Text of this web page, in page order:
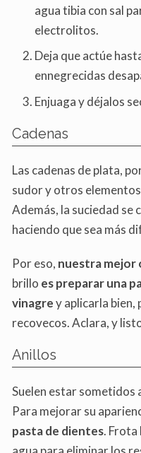
agua tibia con sal
electrolitos.
Deja que actúe
ennegrecidas
Enjuaga y déjalos
Cadenas
Las cadenas de plata,
sudor y otros
Además, la suciedad se
haciendo que sea más
Por eso, nuestra mejor
brillo es preparar una
vinagrey aplicarla bien,
recovecos. Aclara, y
Anillos
Suelen estar sometidos
Para mejorar su
pasta de dientes. Frota